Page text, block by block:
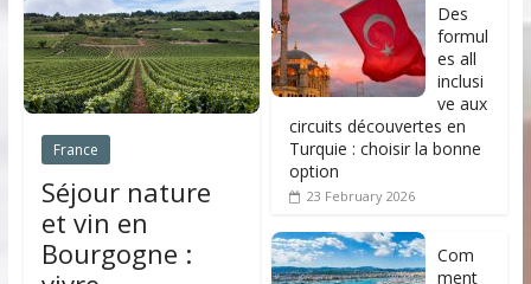
France
Séjour nature
et vin en
Bourgogne :
Des
formul
es all
inclusi
ve aux
circuits découvertes en
Turquie : choisir la bonne
option
23 February 2026
Com
ment